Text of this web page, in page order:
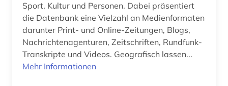
demokratische bildung (1)
demoskopie (5)
design (4)
deutsch (3)
Sport, Kultur und Personen. Dabei präsentiert
die Datenbank eine Vielzahl an Medienformaten
darunter Print- und Online-Zeitungen, Blogs,
Nachrichtenagenturen, Zeitschriften, Rundfunk-
Transkripte und Videos. Geografisch lassen...
Mehr Informationen